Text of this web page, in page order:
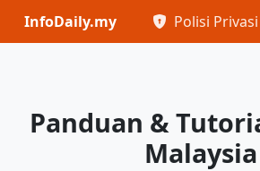
InfoDaily.my Polisi Privasi
Panduan &
Malaysia